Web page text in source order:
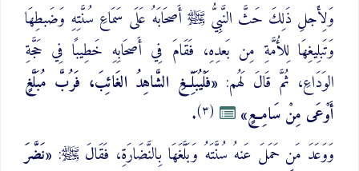
وَلِأَجلِ ذَلِكَ حَثَّ النَّبِيُّ ﷺ أَصحَابَهُ عَلَى سَمَاعِ سُنَّتِهِ وَضَبطِهَا
وَتَبلِيغِهَا لِلأُمَّةِ مِن بَعدِهِ، فَقَامَ فِي أَصحَابِهِ خَطِيبًا فِي حَجَّةِ
الوَدَاعِ، ثُمَّ قَالَ لَهُم: «فَلْيُبَلِّغِ الشَّاهِدُ الغَائِبَ، فَرُبَّ مُبَلَّغٍ
أَوْعَى مِنْ سَامِعٍ»
(٣)
.
وَوَعَدَ مَن حَمَلَ عَنهُ سُنَّتَهُ وَبَلَّغَهَا بِالنَّضَارَةِ، فَقَالَ ﷺ: «نَضَّرَ